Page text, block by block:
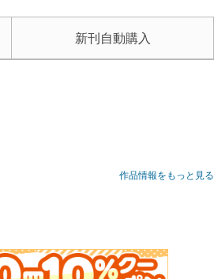
新刊自動購入
きました。
作品情報をもっと見る